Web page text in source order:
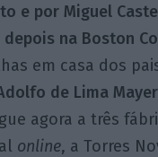
e por Miguel
na Boston
em casa dos
de Lima
agora a três
online, a Torres